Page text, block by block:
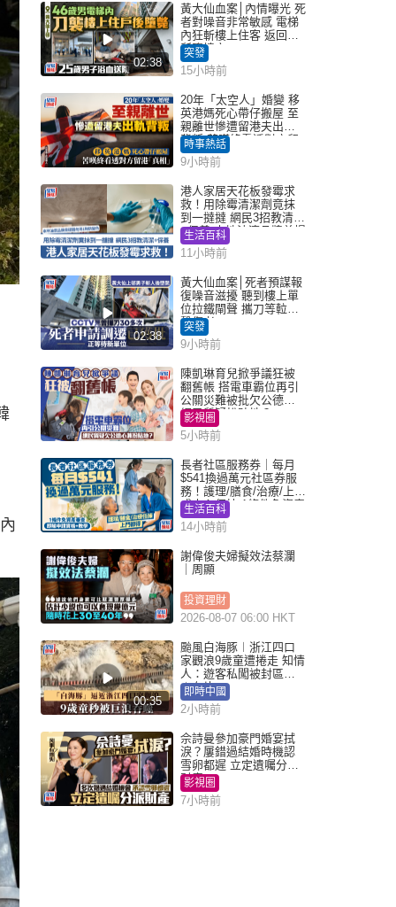
02:38
黃大仙血案│內情曝光 死
者對噪音非常敏感 電梯
內狂斬樓上住客 返回住
所墮樓亡
突發
15小時前
20年「太空人」婚變 移
英港媽死心帶仔搬屋 至
親離世慘遭留港夫出軌
背叛 苦嘆終看透對方留
港「真相」｜Juicy叮
時事熱話
9小時前
港人家居天花板發霉求
救！用除霉清潔劑竟抹
到一撻撻 網民3招教清潔
+保養 本地油漆品牌曾提
醒勿用1物防變色
生活百科
11小時前
02:38
黃大仙血案│死者預謀報
復噪音滋擾 聽到樓上單
位拉鐵閘聲 攜刀等𨋢伏
擊傷者
突發
9小時前
陳凱琳育兒掀爭議狂被
翻舊帳 搭電車霸位再引
公關災難被批欠公德心
網民質疑扮貼地？
影視圈
5小時前
長者社區服務券｜每月
$541換過萬元社區券服
務！護理/膳食/治療/上門
或中心任揀 1條件免資產
審查（附申請資格及教
學）
生活百科
14小時前
謝偉俊夫婦擬效法蔡瀾
｜周顯
投資理財
2026-08-07 06:00 HKT
00:35
颱風白海豚︱浙江四口
家觀浪9歲童遭捲走 知情
人：遊客私闖被封區域
︱有片
即時中國
2小時前
佘詩曼參加豪門婚宴拭
淚？屢錯過結婚時機認
雪卵都遲 立定遺囑分派
財產
影視圈
7小時前